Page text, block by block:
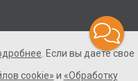
права защищены. Не
офертой.
. Если вы даете свое
cookie» и «Обработку